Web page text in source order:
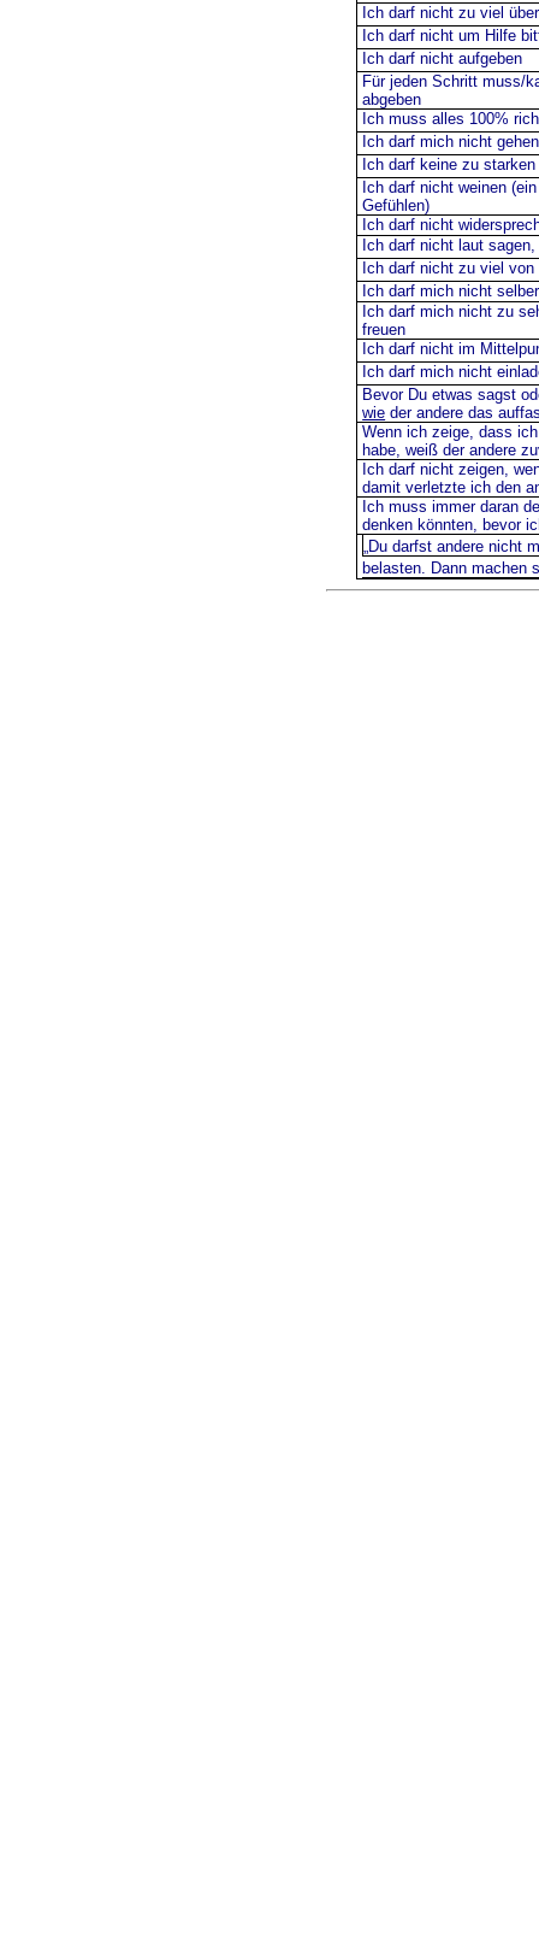
Ich darf nicht zu viel
Ich darf nicht um Hilfe
Ich darf nicht aufgeben
Für jeden Schritt muss/
abgeben
Ich muss alles 100%
Ich darf mich nicht
Ich darf keine zu
Ich darf nicht weinen
Gefühlen)
Ich darf nicht
Ich darf nicht laut
Ich darf nicht zu viel
Ich darf mich nicht
Ich darf mich nicht zu
freuen
Ich darf nicht im
Ich darf mich nicht
Bevor Du etwas sagst
wie der andere das
Wenn ich zeige, dass
habe, weiß der andere
Ich darf nicht zeigen,
damit verletzte ich den
Ich muss immer daran
denken könnten, bevor
„Du darfst andere nicht
belasten. Dann machen